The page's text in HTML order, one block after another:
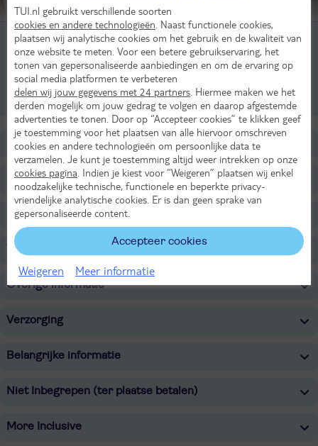
Beoordeling van 4 TUI-gasten
2-persoonskamer, Superior, 2-2 pers
2-persoonskamer, Executive, 2-2 pers
1-persoonskamer, Superior for Single Use, 1-1 pers
Ligging
Faciliteiten
Restaurants/Bars
Voor de kinderen
Overige informatie
Verzorging
Belangrijke informatie
Niet Inbegrepen (ter plaatse betalen)
More Inclusive
TUI.nl gebruikt verschillende soorten
cookies en andere technologieën . Naast functionele cookies,
plaatsen wij analytische cookies om het gebruik en de kwaliteit van
onze website te meten. Voor een betere gebruikservaring, het
tonen van gepersonaliseerde aanbiedingen en om de ervaring op
social media platformen te verbeteren
delen wij jouw gegevens met 24 partners . Hiermee maken we het
derden mogelijk om jouw gedrag te volgen en daarop afgestemde
advertenties te tonen. Door op “Accepteer cookies” te klikken geef
je toestemming voor het plaatsen van alle hiervoor omschreven
cookies en andere technologieën om persoonlijke data te
verzamelen. Je kunt je toestemming altijd weer intrekken op onze
cookies pagina . Indien je kiest voor “Weigeren” plaatsen wij enkel
noodzakelijke technische, functionele en beperkte privacy-
vriendelijke analytische cookies. Er is dan geen sprake van
gepersonaliseerde content.
Accepteer cookies
Weigeren Meer informatie